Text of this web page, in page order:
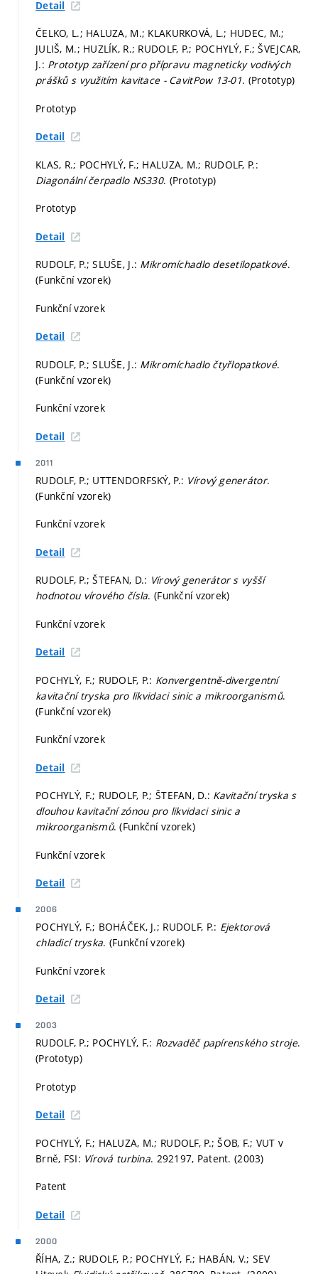
Detail
ČELKO, L.; HALUZA, M.; KLAKURKOVÁ, L.; HUDEC, M.;
JULIŠ, M.; HUZLÍK, R.; RUDOLF, P.; POCHYLÝ, F.; ŠVEJCAR,
J.: Prototyp zařízení pro přípravu magneticky vodivých
prášků s využitím kavitace - CavitPow 13-01. (Prototyp)
Prototyp
Detail
KLAS, R.; POCHYLÝ, F.; HALUZA, M.; RUDOLF, P.:
Diagonální čerpadlo NS330. (Prototyp)
Prototyp
Detail
RUDOLF, P.; SLUŠE, J.: Mikromíchadlo desetilopatkové.
(Funkční vzorek)
Funkční vzorek
Detail
RUDOLF, P.; SLUŠE, J.: Mikromíchadlo čtyřlopatkové.
(Funkční vzorek)
Funkční vzorek
Detail
2011
RUDOLF, P.; UTTENDORFSKÝ, P.: Vírový generátor.
(Funkční vzorek)
Funkční vzorek
Detail
RUDOLF, P.; ŠTEFAN, D.: Vírový generátor s vyšší
hodnotou vírového čísla. (Funkční vzorek)
Funkční vzorek
Detail
POCHYLÝ, F.; RUDOLF, P.: Konvergentně-divergentní
kavitační tryska pro likvidaci sinic a mikroorganismů.
(Funkční vzorek)
Funkční vzorek
Detail
POCHYLÝ, F.; RUDOLF, P.; ŠTEFAN, D.: Kavitační tryska s
dlouhou kavitační zónou pro likvidaci sinic a
mikroorganismů. (Funkční vzorek)
Funkční vzorek
Detail
2006
POCHYLÝ, F.; BOHÁČEK, J.; RUDOLF, P.: Ejektorová
chladicí tryska. (Funkční vzorek)
Funkční vzorek
Detail
2003
RUDOLF, P.; POCHYLÝ, F.: Rozvaděč papírenského stroje.
(Prototyp)
Prototyp
Detail
POCHYLÝ, F.; HALUZA, M.; RUDOLF, P.; ŠOB, F.; VUT v
Brně, FSI: Vírová turbina. 292197, Patent. (2003)
Patent
Detail
2000
ŘÍHA, Z.; RUDOLF, P.; POCHYLÝ, F.; HABÁN, V.; SEV